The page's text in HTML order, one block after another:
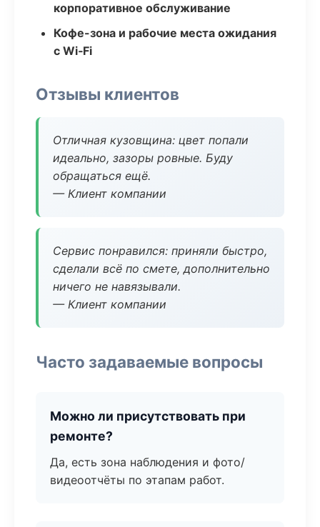
корпоративное обслуживание
Кофе-зона и рабочие места ожидания
с Wi‑Fi
Отзывы клиентов
Отличная кузовщина: цвет попали
идеально, зазоры ровные. Буду
обращаться ещё.
— Клиент компании
Сервис понравился: приняли быстро,
сделали всё по смете, дополнительно
ничего не навязывали.
— Клиент компании
Часто задаваемые вопросы
Можно ли присутствовать при
ремонте?
Да, есть зона наблюдения и фото/
видеоотчёты по этапам работ.